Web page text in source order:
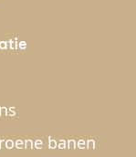
banen